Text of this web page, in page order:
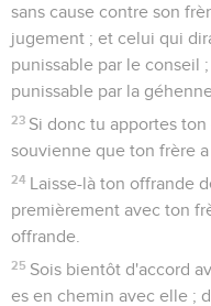
sans cause contre son
jugement ; et celui qui
punissable par le conseil
punissable par la
23 Si donc tu apportes
souvienne que ton frère
24 Laisse-là ton offrande
premièrement avec ton
offrande.
25 Sois bientôt d'accord
es en chemin avec elle ;